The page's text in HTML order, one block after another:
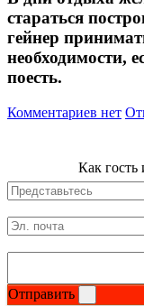
стараться
гейнер
необходимости,
поесть.
Комментариев нет
Как гость
Отправить